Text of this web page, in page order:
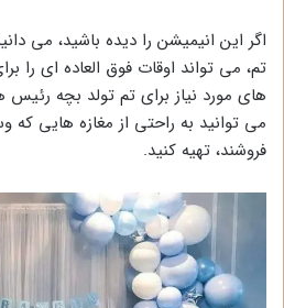
اگر این انیمیشن را دیده باشید، می
تم، می تواند اوقات فوق العاده ای را
های مورد نیاز برای تم تولد بچه رئیس
می توانید به راحتی از مغازه هایی که
فروشند، تهیه کنید.